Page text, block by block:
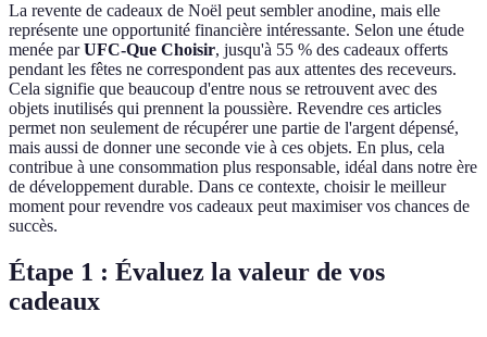
La revente de cadeaux de Noël peut sembler anodine, mais elle
représente une opportunité financière intéressante. Selon une étude
menée parUFC-Que Choisir, jusqu'à 55 % des cadeaux offerts
pendant les fêtes ne correspondent pas aux attentes des receveurs.
Cela signifie que beaucoup d'entre nous se retrouvent avec des
objets inutilisés qui prennent la poussière. Revendre ces articles
permet non seulement de récupérer une partie de l'argent dépensé,
mais aussi de donner une seconde vie à ces objets. En plus, cela
contribue à une consommation plus responsable, idéal dans notre ère
de développement durable. Dans ce contexte, choisir le meilleur
moment pour revendre vos cadeaux peut maximiser vos chances de
succès.
Étape 1 : Évaluez la valeur de vos
cadeaux